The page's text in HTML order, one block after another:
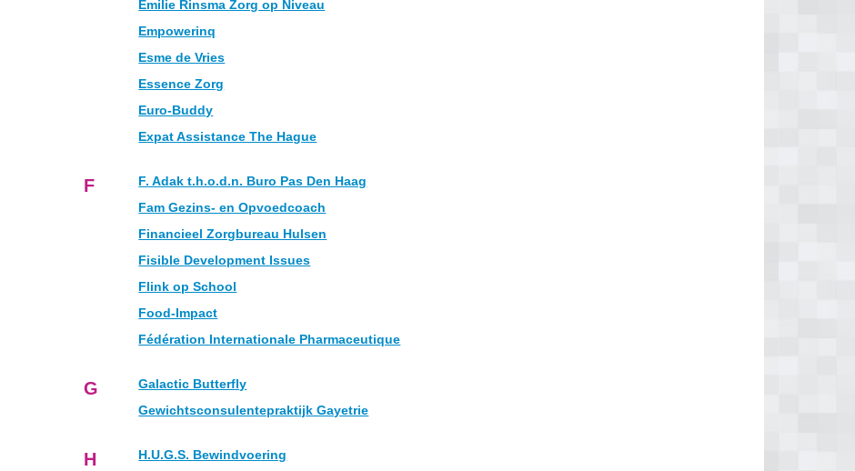
Emilie Rinsma Zorg op Niveau
Empowerinq
Esme de Vries
Essence Zorg
Euro-Buddy
Expat Assistance The Hague
F
F. Adak t.h.o.d.n. Buro Pas Den Haag
Fam Gezins- en Opvoedcoach
Financieel Zorgbureau Hulsen
Fisible Development Issues
Flink op School
Food-Impact
Fédération Internationale Pharmaceutique
G
Galactic Butterfly
Gewichtsconsulentepraktijk Gayetrie
H
H.U.G.S. Bewindvoering